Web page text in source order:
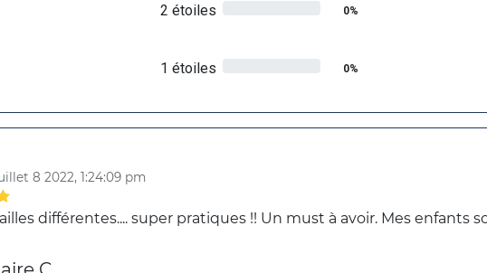
2 étoiles 0%
1 étoiles 0%
8 2022, 1:24:09 pm
différentes.... super pratiques !! Un must à avoir. Mes enfants